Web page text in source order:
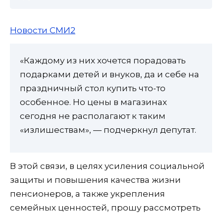
Новости СМИ2
«Каждому из них хочется порадовать
подарками детей и внуков, да и себе на
праздничный стол купить что-то
особенное. Но цены в магазинах
сегодня не располагают к таким
«излишествам», — подчеркнул депутат.
В этой связи, в целях усиления социальной
защиты и повышения качества жизни
пенсионеров, а также укрепления
семейных ценностей, прошу рассмотреть